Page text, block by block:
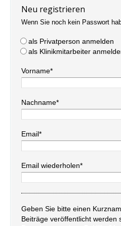
Neu registrieren
Wenn Sie noch kein Passwort
als Privatperson anmelden
als Klinikmitarbeiter
Vorname*
Nachname*
Email*
Email wiederholen*
Geben Sie bitte einen
Beiträge veröffentlicht werden